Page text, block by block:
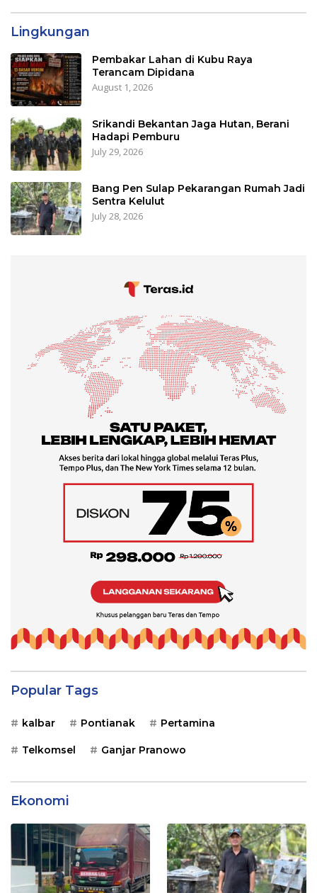
Lingkungan
Pembakar Lahan di Kubu Raya
Terancam Dipidana
August 1, 2026
Srikandi Bekantan Jaga Hutan, Berani
Hadapi Pemburu
July 29, 2026
Bang Pen Sulap Pekarangan Rumah Jadi
Sentra Kelulut
July 28, 2026
Popular Tags
kalbar Pontianak Pertamina
Telkomsel Ganjar Pranowo
Ekonomi